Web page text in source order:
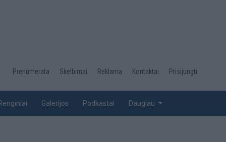
Desktop
top
Prenumerata Skelbimai Reklama Kontaktai Prisijungti
Galerijos Podkastai Daugiau